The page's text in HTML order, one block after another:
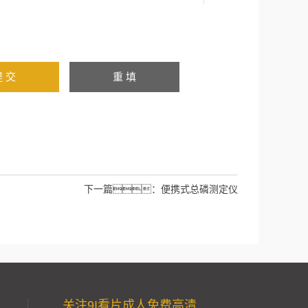
下一篇： 便携式总磷测定仪
关注9I看片成人免费高清